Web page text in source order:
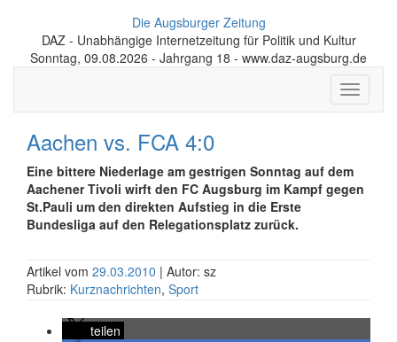
Die Augsburger Zeitung
DAZ - Unabhängige Internetzeitung für Politik und Kultur
Sonntag, 09.08.2026 - Jahrgang 18 - www.daz-augsburg.de
Toggle
Aachen vs. FCA 4:0
Eine bittere Niederlage am gestrigen Sonntag auf dem
Aachener Tivoli wirft den FC Augsburg im Kampf gegen
St.Pauli um den direkten Aufstieg in die Erste
Bundesliga auf den Relegationsplatz zurück.
Artikel vom 29.03.2010 | Autor: sz
Rubrik: Kurznachrichten, Sport
teilen